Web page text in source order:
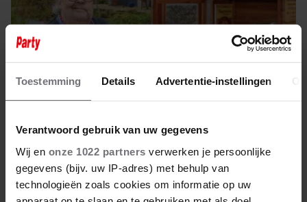
Toestemming Details Advertentie-instellingen
Verantwoord gebruik van uw gegevens
Wij en onze 1022 partners verwerken je persoonlijke
gegevens (bijv. uw IP-adres) met behulp van
technologieën zoals cookies om informatie op uw
18 december 2025